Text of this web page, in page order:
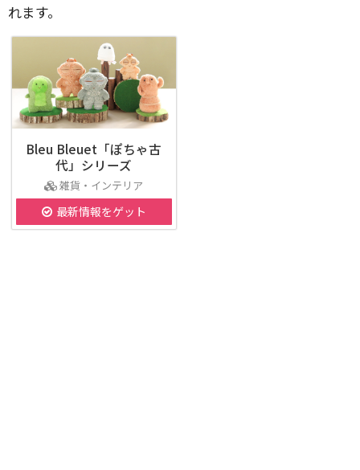
れます。
Bleu Bleuet「ぽちゃ古
代」シリーズ
雑貨・インテリア
最新情報をゲット